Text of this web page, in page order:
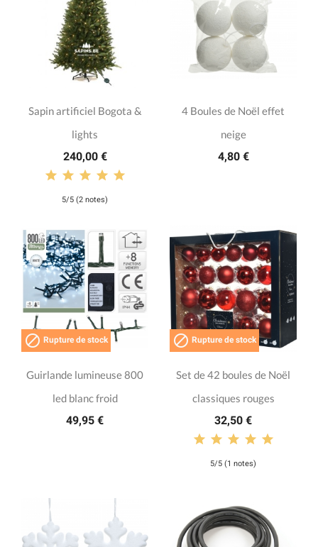
Sapin artificiel Bogota &
lights
240,00 €
5/5 (2 notes)
4 Boules de Noël effet
neige
4,80 €
 Rupture de stock
Guirlande lumineuse 800
led blanc froid
49,95 €
 Rupture de stock
Set de 42 boules de Noël
classiques rouges
32,50 €
5/5 (1 notes)